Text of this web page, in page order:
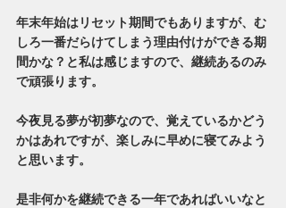
年末年始はリセット期間でもありますが、む
しろ一番だらけてしまう理由付けができる期
間かな？と私は感じますので、継続あるのみ
で頑張ります。
今夜見る夢が初夢なので、覚えているかどう
かはあれですが、楽しみに早めに寝てみよう
と思います。
是非何かを継続できる一年であればいいなと